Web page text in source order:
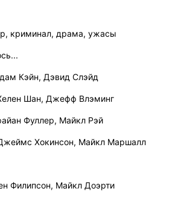
, криминал, драма, ужасы
Кэйн, Дэвид Слэйд
Шан, Джефф Влэминг
Фуллер, Майкл Рэй
Хокинсон, Майкл Маршалл
Филипсон, Майкл Доэрти